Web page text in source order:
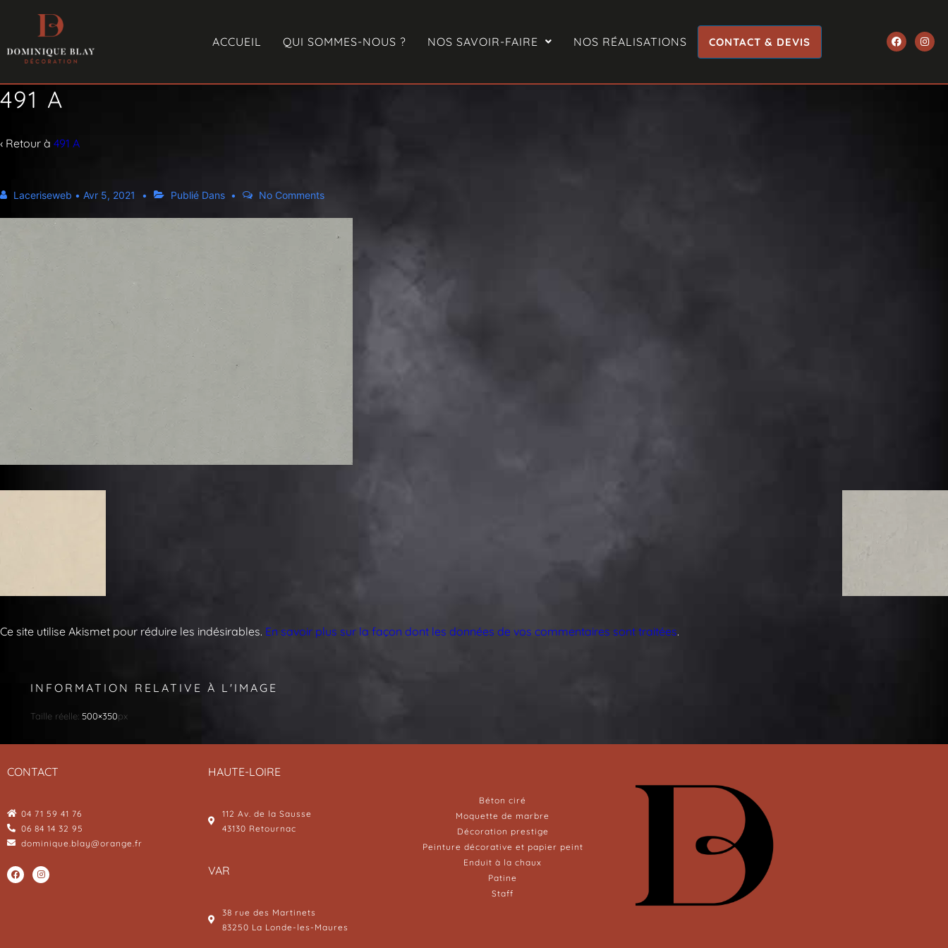
ACCUEIL QUI SOMMES-NOUS ? NOS SAVOIR-FAIRE NOS RÉALISATIONS CONTACT & DEVIS
491 A
‹ Retour à 491 A
Laceriseweb • Avr 5, 2021 Publié Dans No Comments
Ce site utilise Akismet pour réduire les indésirables. En savoir plus sur la façon dont les données de vos commentaires sont traitées.
INFORMATION RELATIVE À L'IMAGE
Taille réelle: 500×350px
CONTACT
04 71 59 41 76
06 84 14 32 95
dominique.blay@orange.fr
HAUTE-LOIRE
112 Av. de la Sausse
43130 Retournac
VAR
38 rue des Martinets
83250 La Londe-les-Maures
Béton ciré
Moquette de marbre
Décoration prestige
Peinture décorative et papier peint
Enduit à la chaux
Patine
Staff